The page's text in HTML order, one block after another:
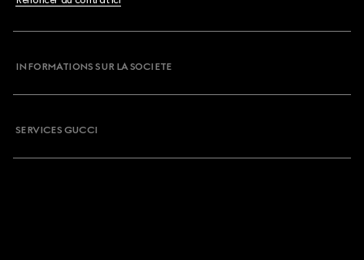
INFORMATIONS SUR LA SOCIETE
SERVICES GUCCI